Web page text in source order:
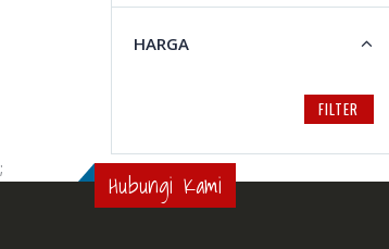
HARGA
FILTER
; Hubungi Kami